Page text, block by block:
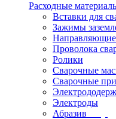
Расходные
Вставки для
Зажимы
Проволока
Ролики
Сварочные
Сварочные
Электроды
Абразив